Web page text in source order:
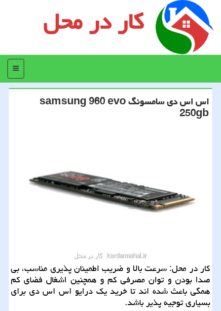
کار در محل
منو
اس اس دی سامسونگ samsung 960 evo
250gb
كار در محل: سرعت بالا و ضریب اطمینان پذیری مناسب، بی
صدا بودن و توان مصرفی كم و همچنین اشغال فضای كم
همگی باعث شده اند تا خرید یك درایو اس اس دی برای
بسیاری توجیه پذیر باشد.